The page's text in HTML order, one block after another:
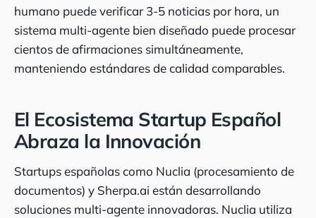
humano puede verificar 3-5 noticias por hora, un
sistema multi-agente bien diseñado puede procesar
cientos de afirmaciones simultáneamente,
manteniendo estándares de calidad comparables.
El Ecosistema Startup Español
Abraza la Innovación
Startups españolas como Nuclia (procesamiento de
documentos) y Sherpa.ai están desarrollando
soluciones multi-agente innovadoras. Nuclia utiliza